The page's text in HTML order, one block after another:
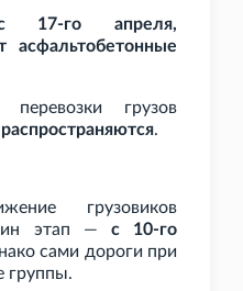
17-го апреля,
асфальтобетонные
грузов
распространяются.
грузовиков
этап — с 10-го
сами дороги при
группы.